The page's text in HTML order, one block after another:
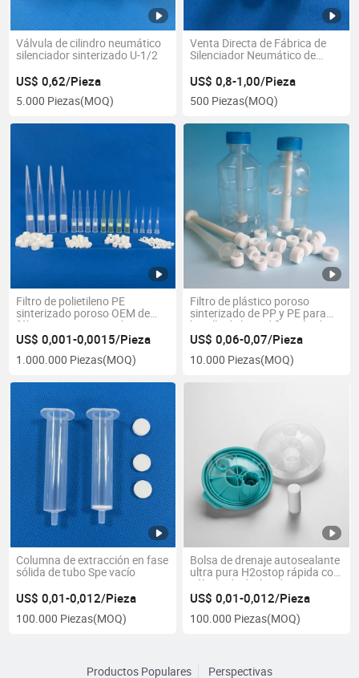
Válvula de cilindro neumático
silenciador sinterizado U-1/2
US$ 0,62/Pieza
5.000 Piezas(MOQ)
Venta Directa de Fábrica de
Silenciador Neumático de
Poroso en su Interior
US$ 0,8-1,00/Pieza
500 Piezas(MOQ)
Filtro de polietileno PE
sinterizado poroso OEM de
fábrica para puntas de pipeta
filtradas
US$ 0,001-0,0015/Pieza
1.000.000 Piezas(MOQ)
Filtro de plástico poroso
sinterizado de PP y PE para
botella de humidificación de
oxígeno
US$ 0,06-0,07/Pieza
10.000 Piezas(MOQ)
Columna de extracción en fase
sólida de tubo Spe vacío
US$ 0,01-0,012/Pieza
100.000 Piezas(MOQ)
Bolsa de drenaje autosealante
ultra pura H2ostop rápida con
válvula de desbordamiento
US$ 0,01-0,012/Pieza
100.000 Piezas(MOQ)
Productos Populares Perspectivas